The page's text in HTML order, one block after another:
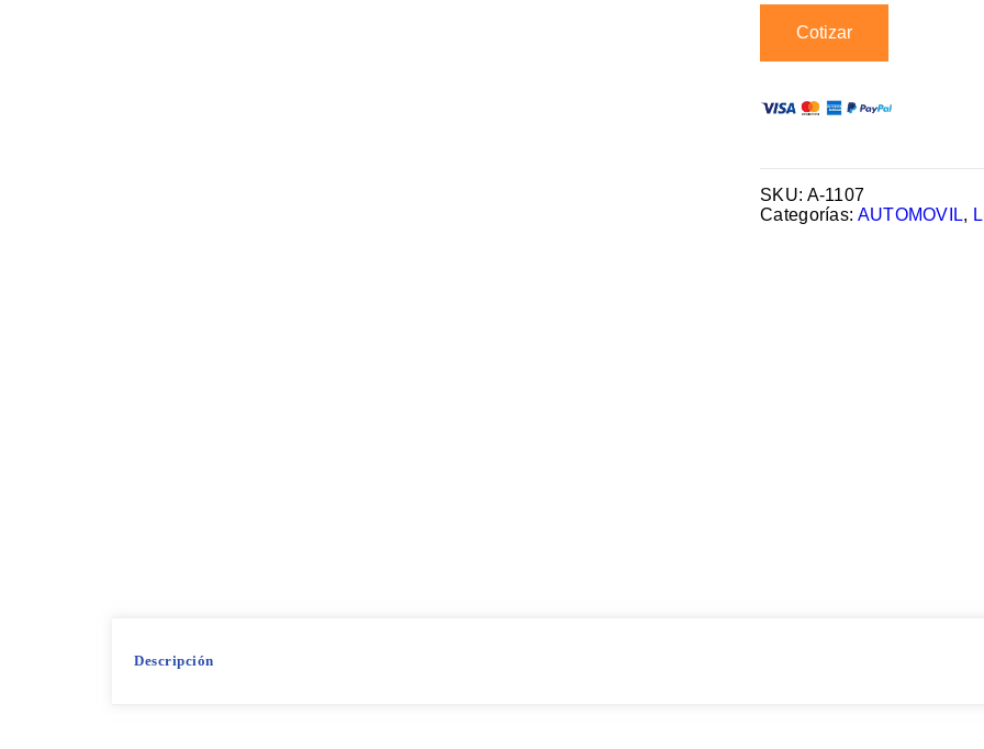
Cotizar
SKU: A-1107
Categorías: AUTOMOVIL,
Descripción